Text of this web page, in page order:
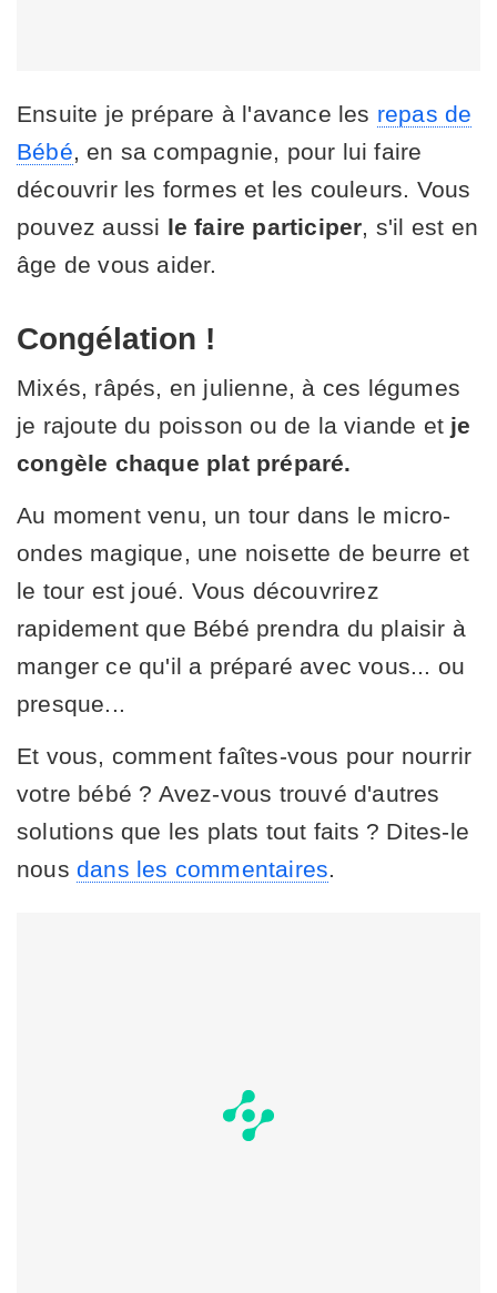
Ensuite je prépare à l'avance les repas de
Bébé , en sa compagnie, pour lui faire
découvrir les formes et les couleurs. Vous
pouvez aussi le faire participer , s'il est en
âge de vous aider.
Congélation !
Mixés, râpés, en julienne, à ces légumes
je rajoute du poisson ou de la viande et je
congèle chaque plat préparé.
Au moment venu, un tour dans le micro-
ondes magique, une noisette de beurre et
le tour est joué. Vous découvrirez
rapidement que Bébé prendra du plaisir à
manger ce qu'il a préparé avec vous... ou
presque...
Et vous, comment faîtes-vous pour nourrir
votre bébé ? Avez-vous trouvé d'autres
solutions que les plats tout faits ? Dites-le
nous dans les commentaires